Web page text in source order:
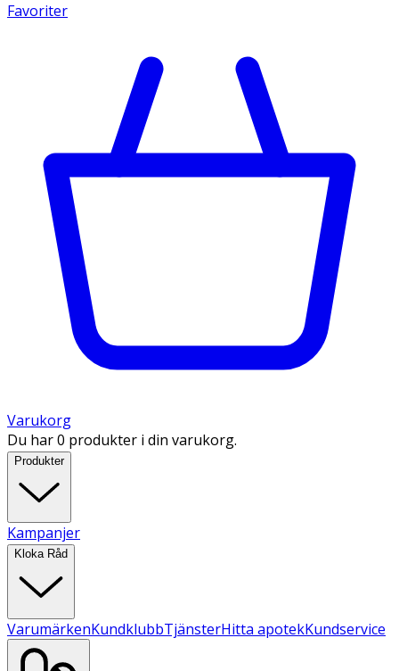
Favoriter
Varukorg
Du har 0 produkter i din varukorg.
Produkter
Kampanjer
Kloka Råd
VarumärkenKundklubbTjänsterHitta apotekKundservice